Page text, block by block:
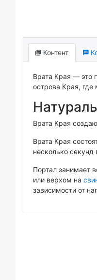
Контент
Врата Края — это
острова Края, где
Врата Края
Врата Края
несколько секунд
Портал занимает
или верхом на
зависимости от